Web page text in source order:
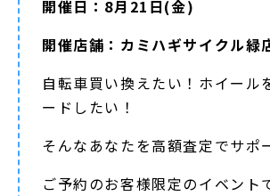
開催日：8月21日(金)
開催店舗：カミハギサイクル緑
自転車買い換えたい！ホイール
ードしたい！
そんなあなたを高額査定でサポ
ご予約のお客様限定のイベント